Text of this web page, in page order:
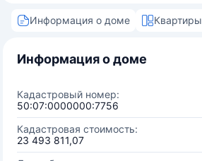
Информация о доме
Информация о доме
Кадастровый номер:
50:07:0000000:7756
Кадастровая стоимость:
23 493 811,07